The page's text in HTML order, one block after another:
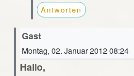
Antworten
Gast
Montag, 02. Januar 2012 08:24
Hallo,